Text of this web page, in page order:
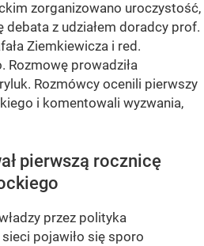
zorganizowano uroczystość,
debata z udziałem doradcy prof.
Ziemkiewicza i red.
Rozmowę prowadziła
Rozmówcy ocenili pierwszy
i komentowali wyzwania,
pierwszą rocznicę
przez polityka
pojawiło się sporo